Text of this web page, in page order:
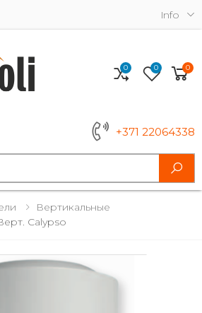
Info
menu
+371 22064338
0 0 0
Вертикальные
Calypso